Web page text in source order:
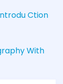
Ction
With